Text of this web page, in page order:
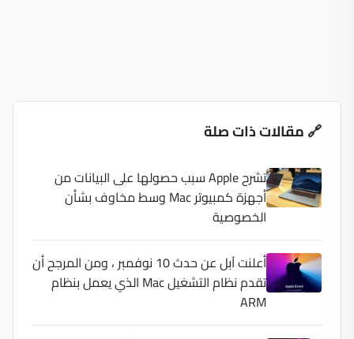
🔗 مقالات ذات صلة
تشرح Apple سبب حصولها على البيانات من
أجهزة كمبيوتر Mac وسط مخاوف بشأن
الخصوصية
أعلنت آبل عن حدث 10 نوفمبر ، ومن المرجح أن
تقدم نظام التشغيل Mac الذي يعمل بنظام
ARM